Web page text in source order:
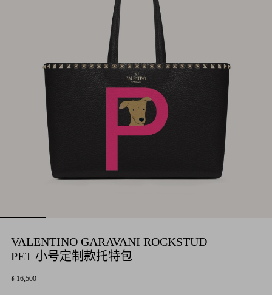
VALENTINO GARAVANI ROCKSTUD
PET 小号定制款托特包
¥ 16,500